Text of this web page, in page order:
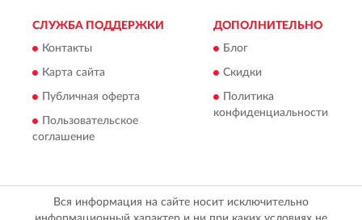
СЛУЖБА ПОДДЕРЖКИ
Контакты
Карта сайта
Публичная оферта
Пользовательское
соглашение
ДОПОЛНИТЕЛЬНО
Блог
Скидки
Политика
конфиденциальности
Вся информация на сайте носит исключительно